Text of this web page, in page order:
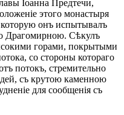
Іоанна Предтечи,
этого монастыря
которую онъ испытывалъ
Драгомирною. Сѣкулъ
горами, покрытыми
со стороны котораго
потокъ, стремительно
съ крутою каменною
для сообщенія съ